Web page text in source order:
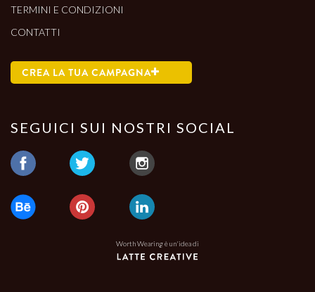
TERMINI E CONDIZIONI
CONTATTI
CREA LA TUA CAMPAGNA
SEGUICI SUI NOSTRI SOCIAL
Worth Wearing è un'idea di